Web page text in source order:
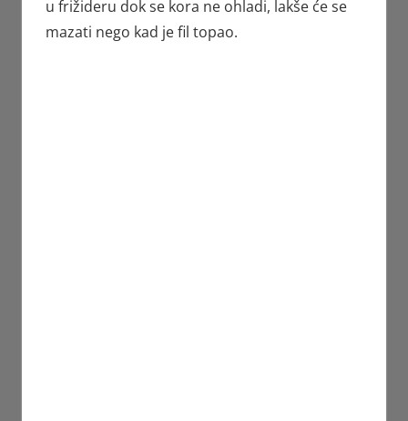
u frižideru dok se kora ne ohladi, lakše će se
mazati nego kad je fil topao.